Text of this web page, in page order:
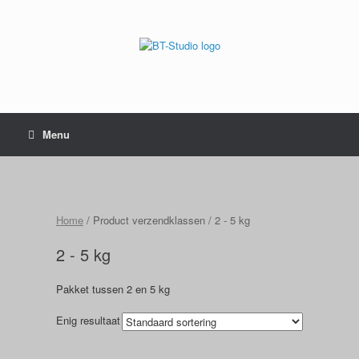
Menu
Home / Product verzendklassen / 2 - 5 kg
2 - 5 kg
Pakket tussen 2 en 5 kg
Enig resultaat